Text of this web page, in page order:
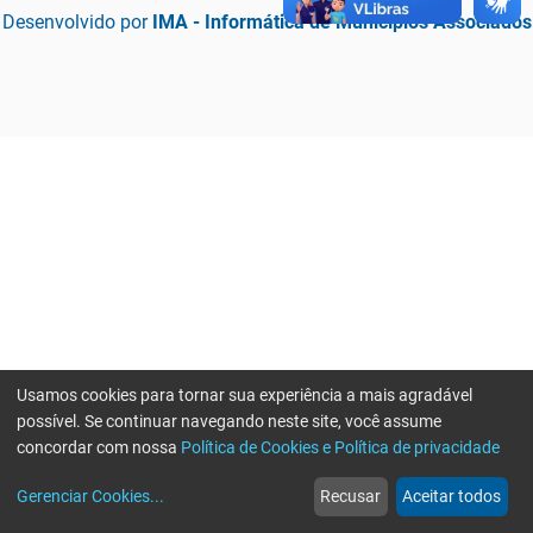
Desenvolvido por IMA - Informática de Municípios Associados
web
Notícias
more_horiz
Mais
Usamos cookies para tornar sua experiência a mais agradável
possível. Se continuar navegando neste site, você assume
concordar com nossa Política de Cookies e Política de privacidade
Gerenciar Cookies... Recusar Aceitar todos
Erro ao enviar informações, por favor tente novamente